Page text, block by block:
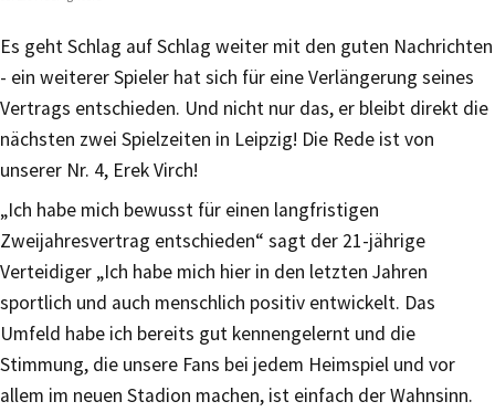
Es geht Schlag auf Schlag weiter mit den guten Nachrichten
- ein weiterer Spieler hat sich für eine Verlängerung seines
Vertrags entschieden. Und nicht nur das, er bleibt direkt die
nächsten zwei Spielzeiten in Leipzig! Die Rede ist von
unserer Nr. 4, Erek Virch!
„Ich habe mich bewusst für einen langfristigen
Zweijahresvertrag entschieden“ sagt der 21-jährige
Verteidiger „Ich habe mich hier in den letzten Jahren
sportlich und auch menschlich positiv entwickelt. Das
Umfeld habe ich bereits gut kennengelernt und die
Stimmung, die unsere Fans bei jedem Heimspiel und vor
allem im neuen Stadion machen, ist einfach der Wahnsinn.